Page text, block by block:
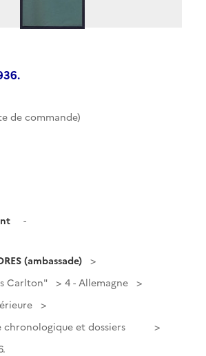
de commande)
-
(ambassade)
Carlton"
4 - Allemagne
et dossiers